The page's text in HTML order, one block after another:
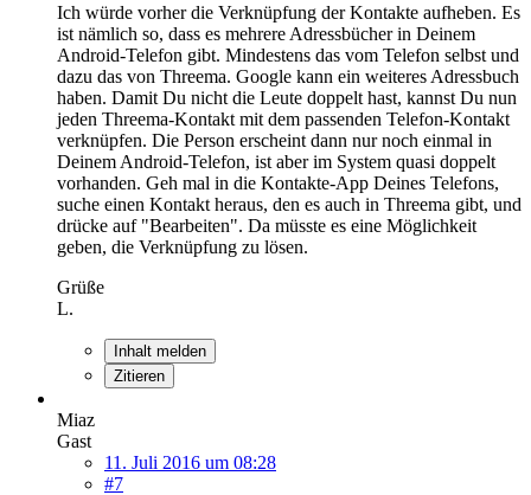
Ich würde vorher die Verknüpfung der Kontakte aufheben. Es
ist nämlich so, dass es mehrere Adressbücher in Deinem
Android-Telefon gibt. Mindestens das vom Telefon selbst und
dazu das von Threema. Google kann ein weiteres Adressbuch
haben. Damit Du nicht die Leute doppelt hast, kannst Du nun
jeden Threema-Kontakt mit dem passenden Telefon-Kontakt
verknüpfen. Die Person erscheint dann nur noch einmal in
Deinem Android-Telefon, ist aber im System quasi doppelt
vorhanden. Geh mal in die Kontakte-App Deines Telefons,
suche einen Kontakt heraus, den es auch in Threema gibt, und
drücke auf "Bearbeiten". Da müsste es eine Möglichkeit
geben, die Verknüpfung zu lösen.
Grüße
L.
Inhalt melden
Zitieren
Miaz
Gast
11. Juli 2016 um 08:28
#7